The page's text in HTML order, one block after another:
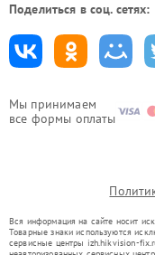
Мы принимаем
все формы оплаты
Поделиться в соц. сетях:
Вся информация на сайте носит
Товарные знаки используются
сервисные центры izh.hikvision-